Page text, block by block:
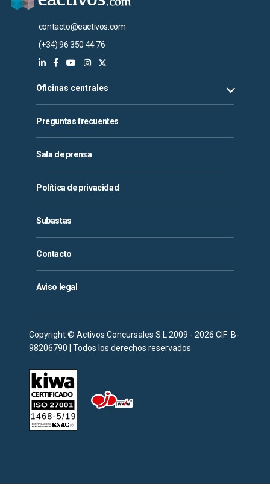
contacto@eactivos.com
(+34) 96 350 44 76
Oficinas centrales
Preguntas frecuentes
Sala de prensa
Política de privacidad
Subastas
Contacto
Aviso legal
Copyright © Activos Concursales S.L 2009 - 2026 CIF: B-
98206790 | Todos los derechos reservados